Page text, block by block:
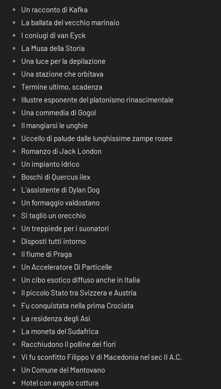
Un racconto di Kafka
La ballata del vecchio marinaio
I coniugi di van Eyck
La Musa della Storia
Una luce per la depilazione
Una stazione che orbitava
Termine ultimo, scadenza
Illustre esponente del platonismo rinascimentale
Una commedia di Gogol
Il mangiarsi le unghie
Uccello di palude dalle lunghissime zampe rosee
Romanzo di Jack London
Un impianto idrico
Boschi di Quercus ilex
L’assistente di Dylan Dog
Un formaggio valdostano
Si tagliò un orecchio
Un treppiede per i suonatori
Disposti tutti intorno
Il fiume di Praga
Un Acceleratore Di Particelle
Un cibo esotico diffuso anche in Italia
Il piccolo Stato tra Svizzera e Austria
Fu conquistata nella prima Crociata
La residenza degli Asi
La moneta del Sudafrica
Racchiudono il polline dei fiori
Vi fu sconfitto Filippo V di Macedonia nel sec II A.C.
Un Comune del Mantovano
Hotel con angolo cottura